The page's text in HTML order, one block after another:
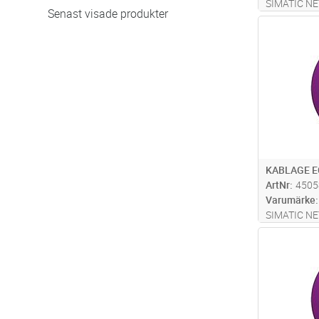
Senast visade produkter
SIMATIC
kabel,
TRAILING
KABLAGE
ArtNr
Varumärke
SIMATIC
kabel,
med två
längd: 3